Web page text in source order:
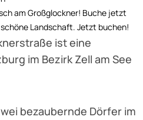
am Großglockner! Buche jetzt
Landschaft. Jetzt buchen!
ist eine
im Bezirk Zell am See
bezaubernde Dörfer im